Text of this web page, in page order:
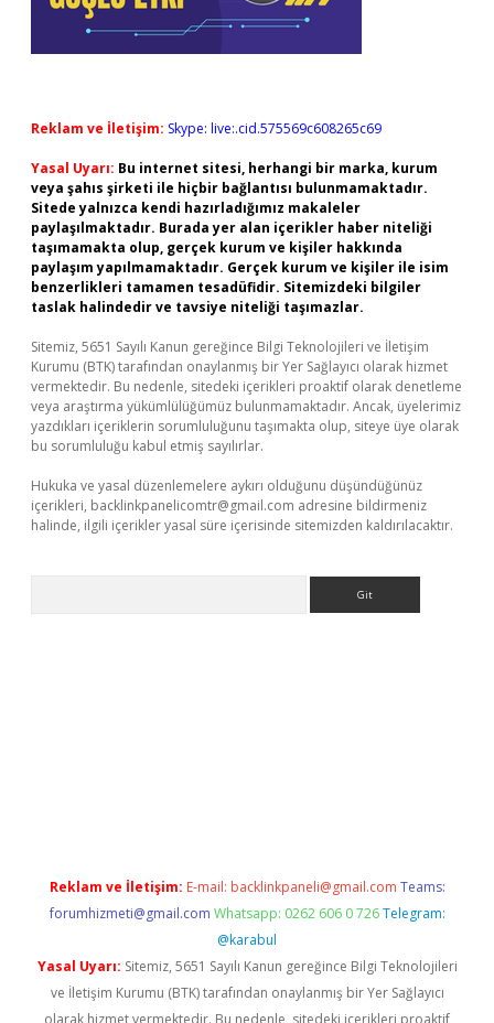
Reklam ve İletişim: Skype: live:.cid.575569c608265c69
Yasal Uyarı: Bu internet sitesi, herhangi bir marka, kurum
veya şahıs şirketi ile hiçbir bağlantısı bulunmamaktadır.
Sitede yalnızca kendi hazırladığımız makaleler
paylaşılmaktadır. Burada yer alan içerikler haber niteliği
taşımamakta olup, gerçek kurum ve kişiler hakkında
paylaşım yapılmamaktadır. Gerçek kurum ve kişiler ile isim
benzerlikleri tamamen tesadüfidir. Sitemizdeki bilgiler
taslak halindedir ve tavsiye niteliği taşımazlar.
Sitemiz, 5651 Sayılı Kanun gereğince Bilgi Teknolojileri ve İletişim
Kurumu (BTK) tarafından onaylanmış bir Yer Sağlayıcı olarak hizmet
vermektedir. Bu nedenle, sitedeki içerikleri proaktif olarak denetleme
veya araştırma yükümlülüğümüz bulunmamaktadır. Ancak, üyelerimiz
yazdıkları içeriklerin sorumluluğunu taşımakta olup, siteye üye olarak
bu sorumluluğu kabul etmiş sayılırlar.
Hukuka ve yasal düzenlemelere aykırı olduğunu düşündüğünüz
içerikleri, backlinkpanelicomtr@gmail.com adresine bildirmeniz
halinde, ilgili içerikler yasal süre içerisinde sitemizden kaldırılacaktır.
Reklam ve İletişim: E-mail: backlinkpaneli@gmail.com Teams:
forumhizmeti@gmail.com Whatsapp: 0262 606 0 726 Telegram:
@karabul
Yasal Uyarı: Sitemiz, 5651 Sayılı Kanun gereğince Bilgi Teknolojileri
ve İletişim Kurumu (BTK) tarafından onaylanmış bir Yer Sağlayıcı
olarak hizmet vermektedir. Bu nedenle, sitedeki içerikleri proaktif